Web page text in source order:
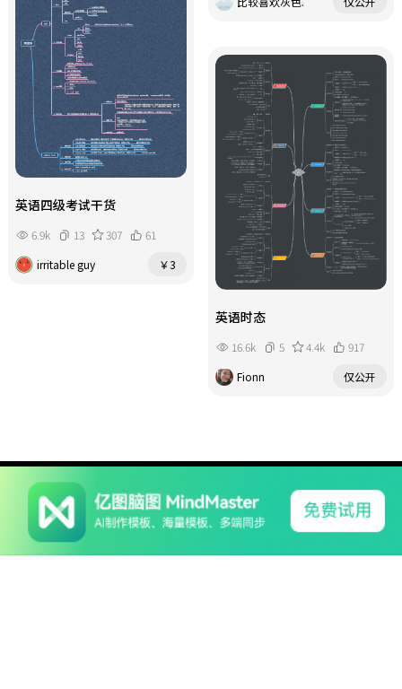
英语四级考试干货
6.9k 13 307
61
irritable guy
￥3
英语时态
16.6k 5 4.4k
917
Fionn
仅公开